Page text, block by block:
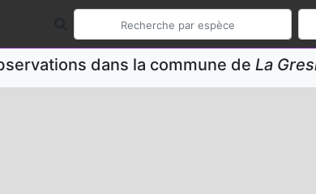
dans la commune de La